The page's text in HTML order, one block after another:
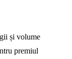
și volume
premiul